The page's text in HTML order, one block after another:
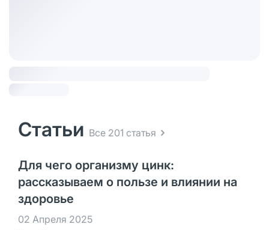
Статьи Все 201 статья
Для чего организму цинк:
рассказываем о пользе и влиянии на
здоровье
02 Апреля 2025